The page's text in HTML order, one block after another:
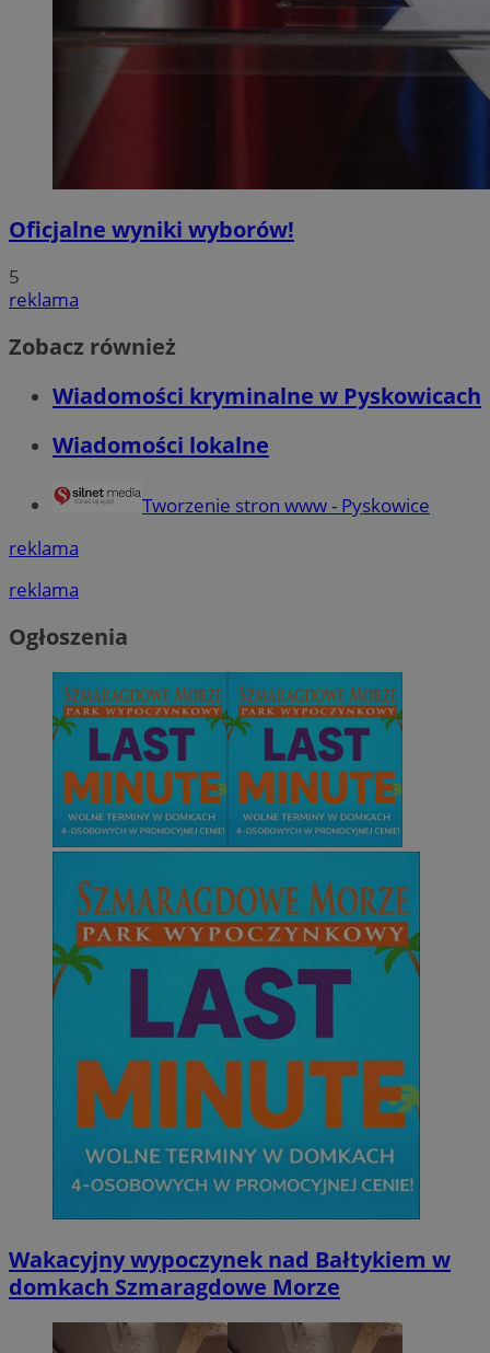
Oficjalne wyniki wyborów!
5
reklama
Zobacz również
Wiadomości kryminalne w Pyskowicach
Wiadomości lokalne
Tworzenie stron www - Pyskowice
reklama
reklama
Ogłoszenia
Wakacyjny wypoczynek nad Bałtykiem w
domkach Szmaragdowe Morze